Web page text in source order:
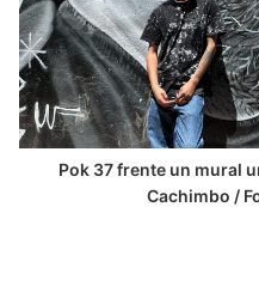
Pok 37 frente un mural
Cachimbo /